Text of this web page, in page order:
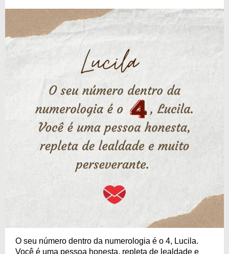
O seu número dentro da numerologia é o 4, Lucila.
Você é uma pessoa honesta, repleta de lealdade e